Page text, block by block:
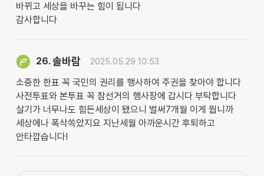
바뀌고 세상을 바꾸는 힘이 됩니다
감사합니다
26.솔바람 2025.05.29 10:53
소중한 한표 꼭 국민의 권리를 행사하여 주권을 찾아야 합니다
사전투표와 본투표 꼭 참선거의 행사장에 갑시다 부탁합니다
살기가 너무나도 힘든세상이 됐으니 벌써7개월 이게 뭡니까
세상에나 폭삭쏙았지요 지난세월 아까운시간 후퇴하고
안타깝습니다!